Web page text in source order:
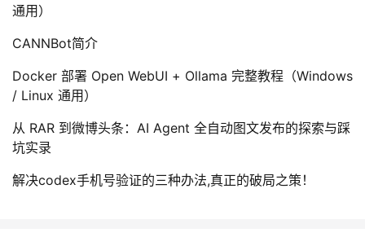
通用）
CANNBot简介
Docker 部署 Open WebUI + Ollama 完整教程（Windows
/ Linux 通用）
从 RAR 到微博头条：AI Agent 全自动图文发布的探索与踩
坑实录
解决codex手机号验证的三种办法,真正的破局之策！